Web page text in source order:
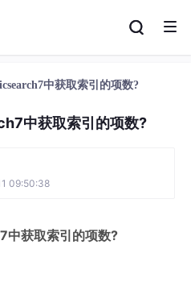
中获取索引的项数?
中获取索引的项数?
09:50:38
获取索引的项数?